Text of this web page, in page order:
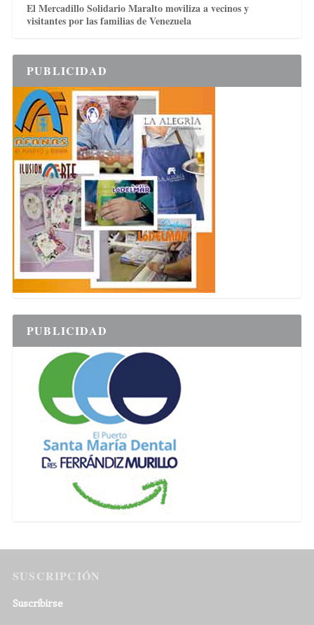
El Mercadillo Solidario Maralto moviliza a vecinos y
visitantes por las familias de Venezuela
PUBLICIDAD
PUBLICIDAD
SUSCRIPCIÓN
Suscribirse